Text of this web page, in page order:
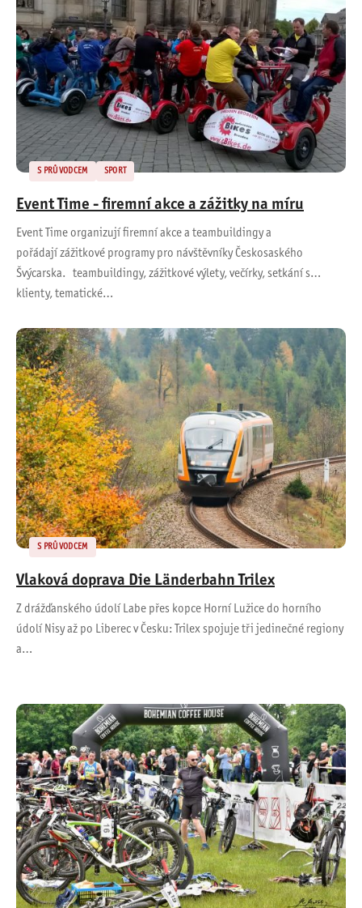
S PRŮVODCEM SPORT
Event Time - firemní akce a zážitky na míru
Event Time organizují firemní akce a teambuildingy a
pořádají zážitkové programy pro návštěvníky Českosaského
Švýcarska. teambuildingy, zážitkové výlety, večírky, setkání s
klienty, tematické…
S PRŮVODCEM
Vlaková doprava Die Länderbahn Trilex
Z drážďanského údolí Labe přes kopce Horní Lužice do horního
údolí Nisy až po Liberec v Česku: Trilex spojuje tři jedinečné regiony
a…